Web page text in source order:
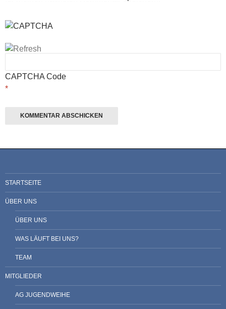
CAPTCHA Code
*
STARTSEITE
ÜBER UNS
ÜBER UNS
WAS LÄUFT BEI UNS?
TEAM
MITGLIEDER
AG JUGENDWEIHE